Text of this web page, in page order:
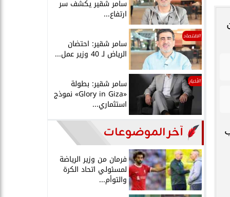
سامر شقير يكشف سر
ارتفاع...
الاقتصاد
سامر شقير: احتضان
الرياض لـ 40 وزير عمل...
الأخبار سامر شقير: بطولة
«Glory in Giza» نموذج
استثماري...
آخر الموضوعات
فرمان من وزير الرياضة
لمسئولي اتحاد الكرة
والتوأم...